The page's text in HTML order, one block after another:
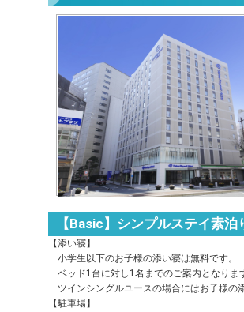
【Basic】シンプルステイ素
【添い寝】
小学生以下のお子様の添い寝は無料です。
ベッド1台に対し1名までのご案内となりま
ツインシングルユースの場合にはお子様の
【駐車場】